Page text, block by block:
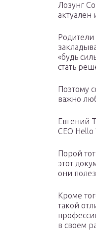
Лозунг
актуален
Родители
«будь
стать
Поэтому
важно
Евгений
CEO
Порой
этот
они
Кроме
такой
в своем